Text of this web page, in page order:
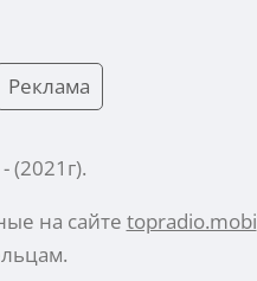
Реклама
- (2021 г).
на сайте topradio.mobi